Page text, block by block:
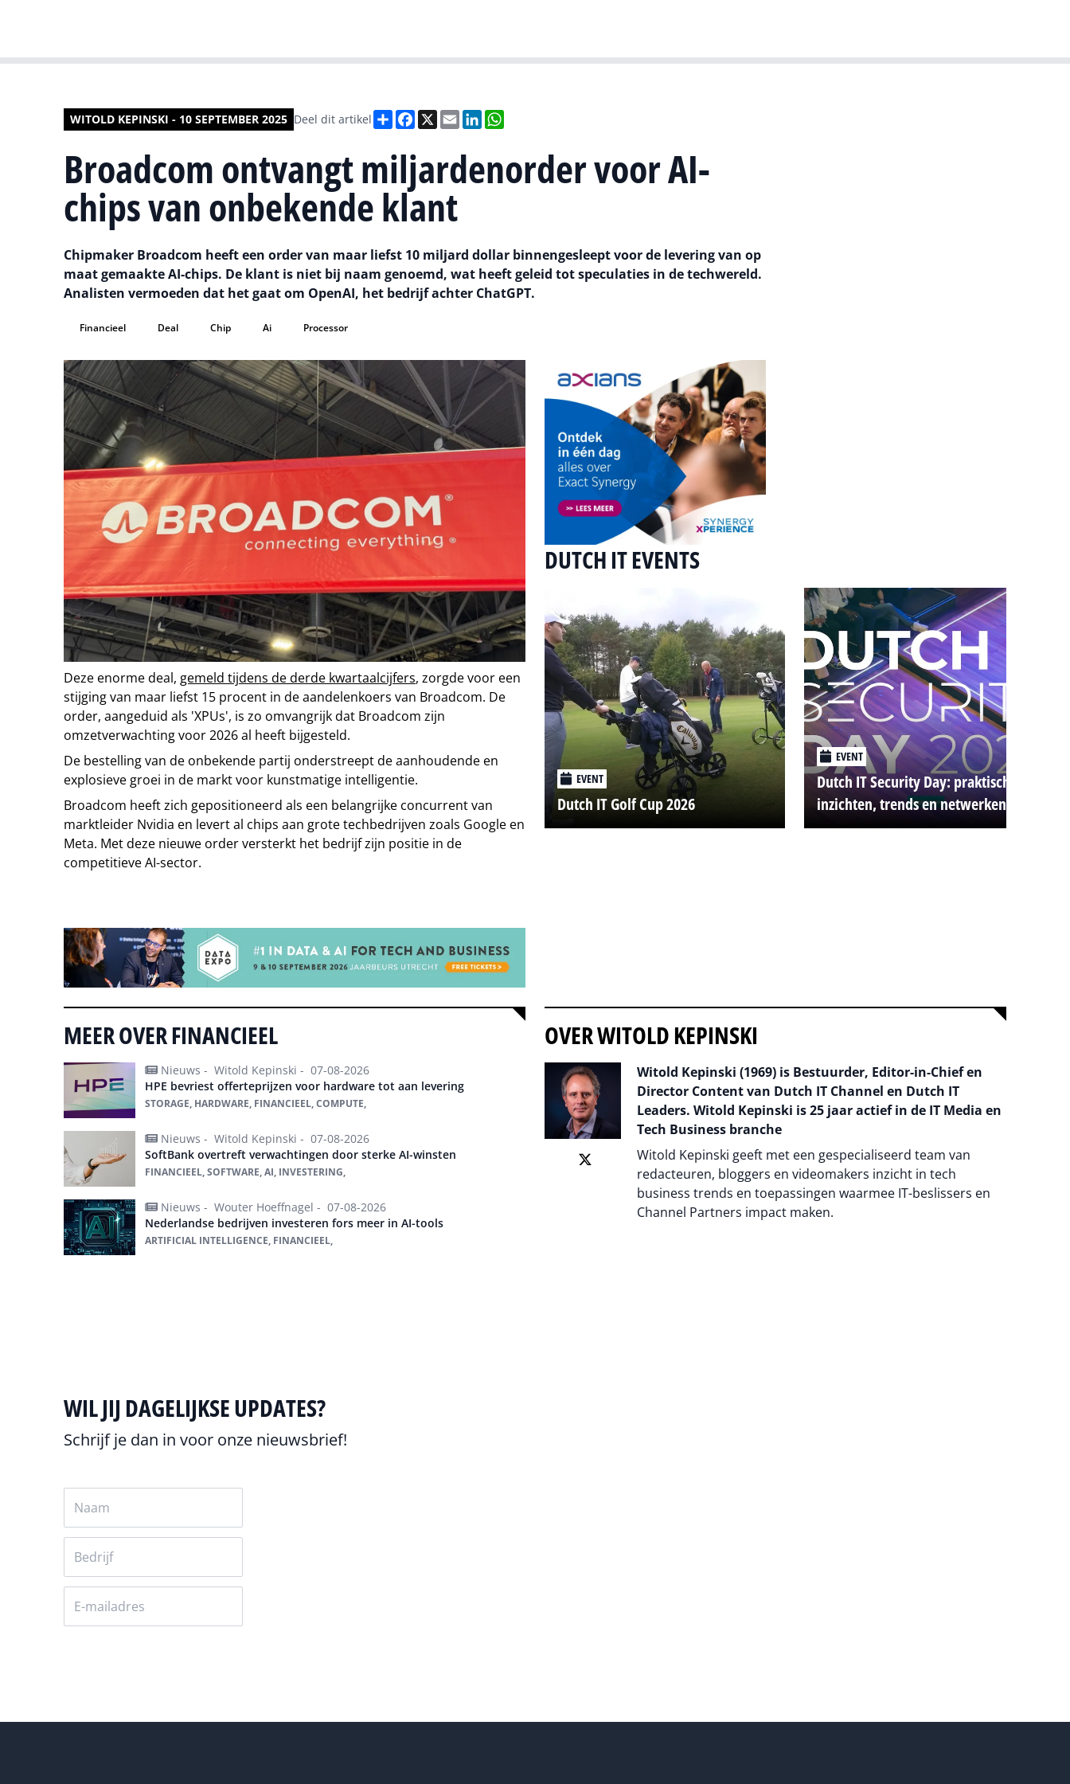
WITOLD KEPINSKI - 10 SEPTEMBER 2025 Deel dit artikel DeelFacebook
X EmailLinkedIn
Broadcom ontvangt miljardenorder voor AI-
chips van onbekende klant
Chipmaker Broadcom heeft een order van maar liefst 10 miljard dollar binnengesleept voor de levering van op
maat gemaakte AI-chips. De klant is niet bij naam genoemd, wat heeft geleid tot speculaties in de techwereld.
Analisten vermoeden dat het gaat om OpenAI, het bedrijf achter ChatGPT.
Financieel Deal Chip Ai Processor
Deze enorme deal, gemeld tijdens de derde kwartaalcijfers, zorgde voor een
stijging van maar liefst 15 procent in de aandelenkoers van Broadcom. De
order, aangeduid als 'XPUs', is zo omvangrijk dat Broadcom zijn
omzetverwachting voor 2026 al heeft bijgesteld.
De bestelling van de onbekende partij onderstreept de aanhoudende en
explosieve groei in de markt voor kunstmatige intelligentie.
Broadcom heeft zich gepositioneerd als een belangrijke concurrent van
marktleider Nvidia en levert al chips aan grote techbedrijven zoals Google en
Meta. Met deze nieuwe order versterkt het bedrijf zijn positie in de
competitieve AI-sector.
DUTCH IT EVENTS
EVENT
Dutch IT Golf Cup 2026
EVENT
Dutch IT Security Day: praktische
inzichten, trends en netwerken
MEER OVER FINANCIEEL
Nieuws - Witold Kepinski - 07-08-2026
HPE bevriest offerteprijzen voor hardware tot aan levering
STORAGE, HARDWARE, FINANCIEEL, COMPUTE,
Nieuws - Witold Kepinski - 07-08-2026
SoftBank overtreft verwachtingen door sterke AI-winsten
FINANCIEEL, SOFTWARE, AI, INVESTERING,
Nieuws - Wouter Hoeffnagel - 07-08-2026
Nederlandse bedrijven investeren fors meer in AI-tools
ARTIFICIAL INTELLIGENCE, FINANCIEEL,
OVER WITOLD KEPINSKI
Witold Kepinski (1969) is Bestuurder, Editor-in-Chief en
Director Content van Dutch IT Channel en Dutch IT
Leaders. Witold Kepinski is 25 jaar actief in de IT Media en
Tech Business branche
Witold Kepinski geeft met een gespecialiseerd team van
redacteuren, bloggers en videomakers inzicht in tech
business trends en toepassingen waarmee IT-beslissers en
Channel Partners impact maken.
WIL JIJ DAGELIJKSE UPDATES?
Schrijf je dan in voor onze nieuwsbrief!